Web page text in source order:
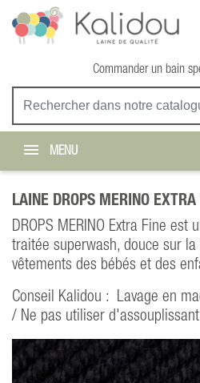
Commander un bain
MENU
LAINE DROPS MERINO
DROPS MERINO Extra Fine
traitée superwash, douce sur
vêtements des bébés et des
Conseil Kalidou : Lavage en
/ Ne pas utiliser